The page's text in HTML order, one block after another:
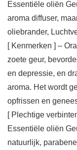
Essentiële oliën
aroma diffuser,
oliebrander,
[ Kenmerken ] –
zoete geur,
en depressie, en
aroma. Het wordt
opfrissen en
[ Plechtige
Essentiële oliën
natuurlijk,